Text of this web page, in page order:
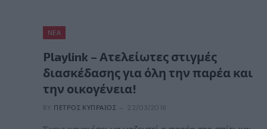
ΝΈΑ
Playlink – Ατελείωτες στιγμές
διασκέδασης για όλη την παρέα και
την οικογένεια!
BY ΠΈΤΡΟΣ ΚΥΠΡΑΊΟΣ 22/03/2018